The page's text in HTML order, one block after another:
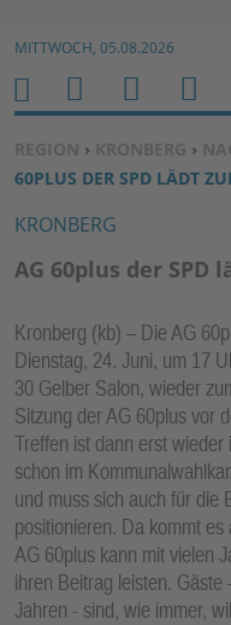
Zum
MITTWOCH, 05.08.2026
SIE BEFINDEN SICH HIER:
REGION › KRONBERG ›
60PLUS DER SPD LÄDT
KRONBERG
AG 60plus der
Kronberg (kb) – Die AG
Dienstag, 24. Juni, um 17
30 Gelber Salon, wieder
Sitzung der AG 60plus vor
Treffen ist dann erst
schon im
und muss sich auch für die
positionieren. Da kommt
AG 60plus kann mit vielen
ihren Beitrag leisten.
Jahren - sind, wie immer,
H
O
M
E
M
E
N
U
S
U
C
N
B
E
N
Z
R
F
U
N
K
TI
O
N
E
N